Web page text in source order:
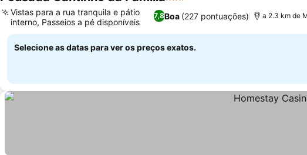
3 Estrelas
7,8Boa (227 pontuações)
Vistas para a rua tranquila e pátio
interno, Passeios a pé disponíveis
a 2.3 km de
Selecione as datas para ver os preços exatos.